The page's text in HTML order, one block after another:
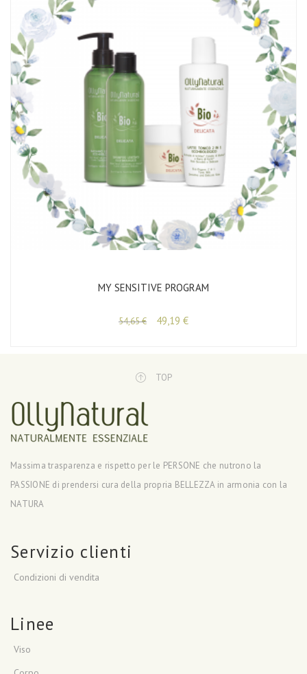
MY SENSITIVE PROGRAM
54,65€ 49,19 €
TOP
Massima trasparenza e rispetto per le PERSONE che nutrono la
PASSIONE di prendersi cura della propria BELLEZZA in armonia con la
NATURA
Servizio clienti
Condizioni di vendita
Linee
Viso